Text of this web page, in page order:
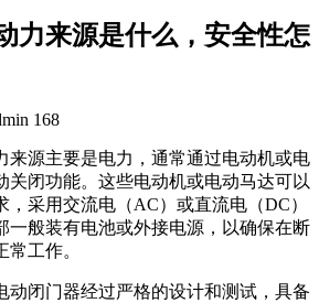
力来源是什么，安全性怎
168
来源主要是电力，通常通过电动机或电
关闭功能。这些电动机或电动马达可以
采用交流电（AC）或直流电（DC）
一般装有电池或外接电源，以确保在断
工作。
动闭门器经过严格的设计和测试，具备